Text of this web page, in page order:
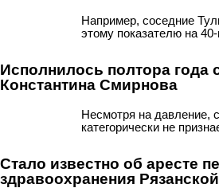
Например, соседние
этому показателю на
Исполнилось полтора года
Константина Смирнова
Несмотря на давление,
категорически не
Стало известно об аресте
здравоохранения